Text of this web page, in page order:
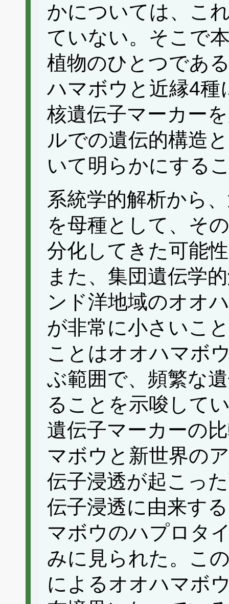
かについては、こ
ていない。そこで
植物のひとつであ
ハマボウと近縁4種
核遺伝子マーカー
ルでの遺伝的構造
いて明らかにする
系統学的解析から
を母種として、そ
分化してきた可能
また、集団遺伝学
ンド洋地域のオオ
が非常に小さいこ
ことはオオハマボ
ぶ範囲で、頻繁な
ることを示唆して
遺伝子マーカーの
マボウと新世界の
伝子浸透が起こっ
伝子浸透に由来す
マボウのハプロタ
みに見られた。こ
によるオオハマボ